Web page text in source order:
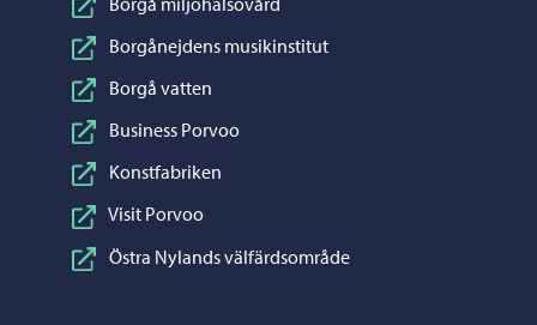
Borgånejdens musikinstitut
Borgå vatten
Business Porvoo
Konstfabriken
Visit Porvoo
Östra Nylands välfärdsområde